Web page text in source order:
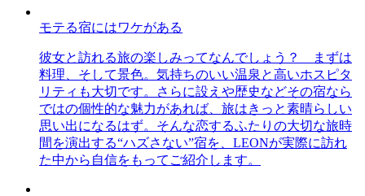
モテる宿にはワケがある
彼女と訪れる旅の楽しみってなんでしょう？ まずは
料理、そして景色。気持ちのいい温泉と高いホスピタ
リティも大切です。さらに設えや歴史などその宿なら
ではの個性的な魅力があれば、旅はきっと素晴らしい
思い出になるはず。そんな恋するふたりの大切な旅時
間を演出する“ハズさない”宿を、LEONが実際に訪れ
た中から自信をもってご紹介します。